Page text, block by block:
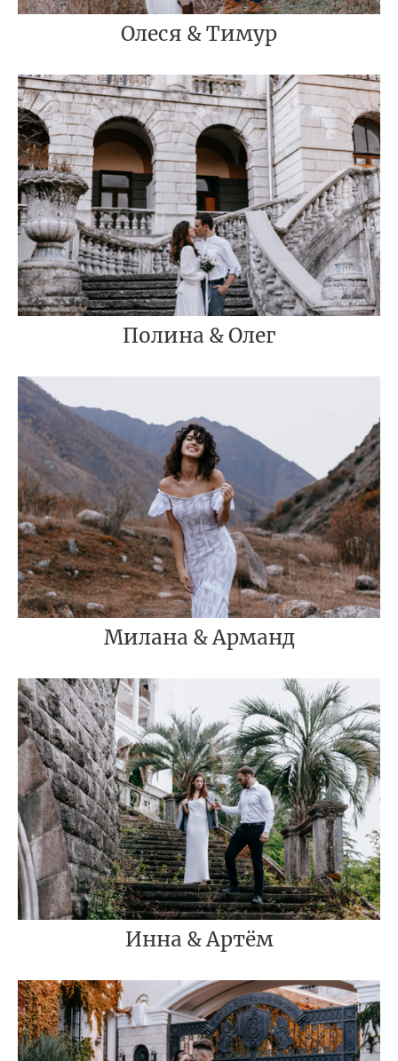
Олеся & Тимур
Полина & Олег
Милана & Арманд
Инна & Артём